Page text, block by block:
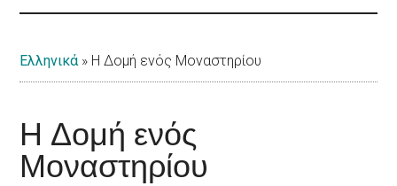
Ελληνικά» Η Δομή ενός Μοναστηρίου
Η Δομή ενός
Μοναστηρίου